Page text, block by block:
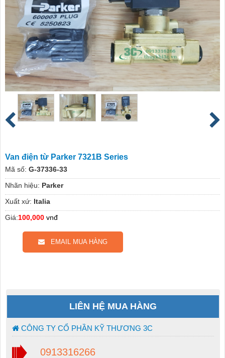
Van điện từ Parker 7321B Series
Mã số: G-37336-33
Nhãn hiệu: Parker
Xuất xứ: Italia
Giá:100,000 vnđ
EMAIL MUA HÀNG
LIÊN HỆ MUA HÀNG
CÔNG TY CỔ PHẦN KỸ THƯƠNG 3C
0913316266